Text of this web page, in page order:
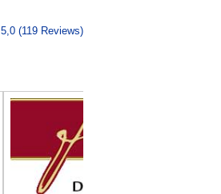
5,0 (119 Reviews)